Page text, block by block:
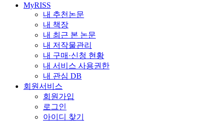
MyRISS
내 추천논문
내 책장
내 최근 본 논문
내 저작물관리
내 구매·신청 현황
내 서비스 사용권한
내 관심 DB
회원서비스
회원가입
로그인
아이디 찾기